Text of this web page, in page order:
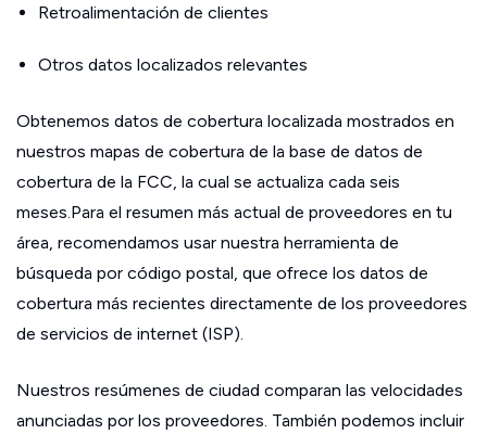
Retroalimentación de clientes
Otros datos localizados relevantes
Obtenemos datos de cobertura localizada mostrados en
nuestros mapas de cobertura de la base de datos de
cobertura de la FCC, la cual se actualiza cada seis
meses.Para el resumen más actual de proveedores en tu
área, recomendamos usar nuestra herramienta de
búsqueda por código postal, que ofrece los datos de
cobertura más recientes directamente de los proveedores
de servicios de internet (ISP).
Nuestros resúmenes de ciudad comparan las velocidades
anunciadas por los proveedores. También podemos incluir